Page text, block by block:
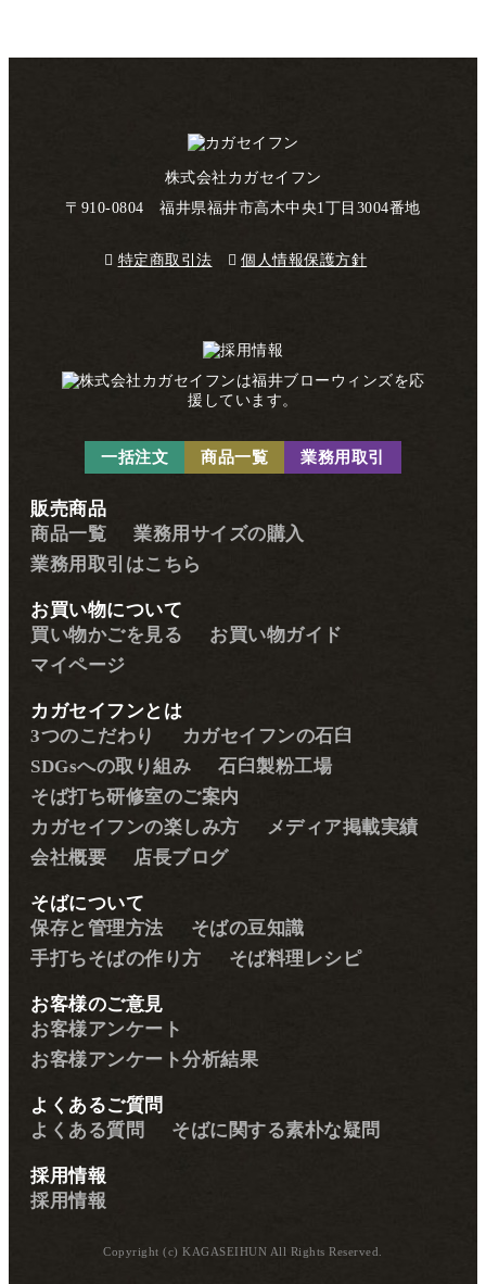
株式会社カガセイフン
〒910-0804 福井県福井市高木中央1丁目3004番地
特定商取引法 個人情報保護方針
一括注文 商品一覧 業務用取引
販売商品
商品一覧
業務用サイズの購入
業務用取引はこちら
お買い物について
買い物かごを見る
お買い物ガイド
マイページ
カガセイフンとは
3つのこだわり
カガセイフンの石臼
SDGsへの取り組み
石臼製粉工場
そば打ち研修室のご案内
カガセイフンの楽しみ方
メディア掲載実績
会社概要
店長ブログ
そばについて
保存と管理方法
そばの豆知識
手打ちそばの作り方
そば料理レシピ
お客様のご意見
お客様アンケート
お客様アンケート分析結果
よくあるご質問
よくある質問
そばに関する素朴な疑問
採用情報
採用情報
Copyright (c) KAGASEIHUN All Rights Reserved.